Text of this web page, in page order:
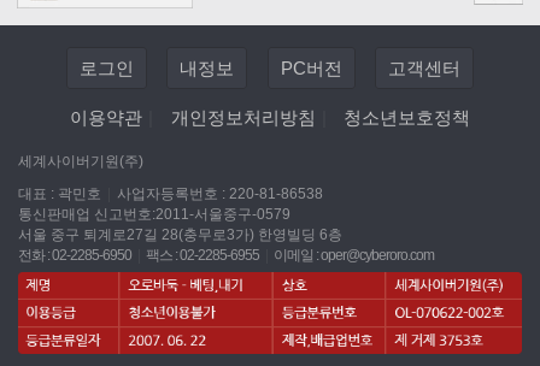
로그인 내정보 PC버전 고객센터
이용약관 개인정보처리방침 청소년보호정책
세계사이버기원(주)
대표 : 곽민호
사업자등록번호 : 220-81-86538
통신판매업 신고번호:2011-서울중구-0579
서울 중구 퇴계로27길 28(충무로3가) 한영빌딩 6층
전화 : 02-2285-6950
팩스 : 02-2285-6955 이메일 :oper@cyberoro.com